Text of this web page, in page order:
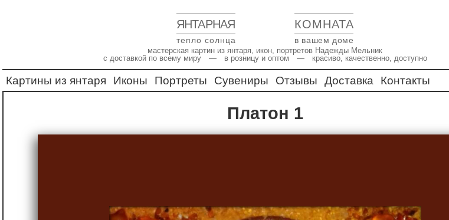
ЯНТАРНАЯ КОМНАТА
тепло солнца в вашем доме
мастерская картин из янтаря, икон, портретов Надежды Мельник
с доставкой по всему миру — в розницу и оптом — красиво, качественно, доступно
Картины из янтаря Иконы Портреты Сувениры Отзывы Доставка Контакты
Платон 1